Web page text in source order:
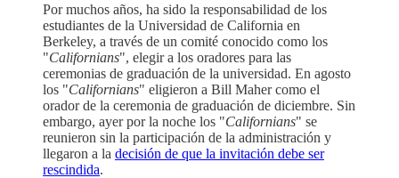
Por muchos años, ha sido la responsabilidad de los
estudiantes de la Universidad de California en
Berkeley, a través de un comité conocido como los
"Californians", elegir a los oradores para las
ceremonias de graduación de la universidad. En agosto
los "Californians" eligieron a Bill Maher como el
orador de la ceremonia de graduación de diciembre. Sin
embargo, ayer por la noche los "Californians" se
reunieron sin la participación de la administración y
llegaron a la decisión de que la invitación debe ser
rescindida.